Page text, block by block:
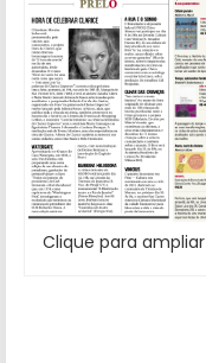
Clique para ampliar